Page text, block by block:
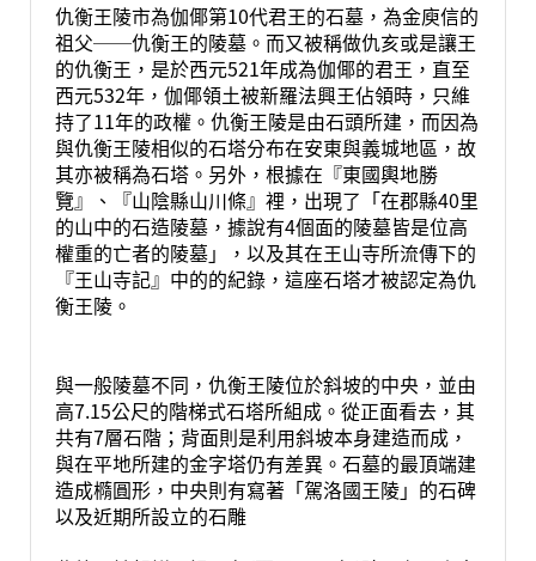
仇衡王陵市為伽倻第10代君王的石墓，為金庾信的
祖父──仇衡王的陵墓。而又被稱做仇亥或是讓王
的仇衡王，是於西元521年成為伽倻的君王，直至
西元532年，伽倻領土被新羅法興王佔領時，只維
持了11年的政權。仇衡王陵是由石頭所建，而因為
與仇衡王陵相似的石塔分布在安東與義城地區，故
其亦被稱為石塔。另外，根據在『東國輿地勝
覽』、『山陰縣山川條』裡，出現了「在郡縣40里
的山中的石造陵墓，據說有4個面的陵墓皆是位高
權重的亡者的陵墓」，以及其在王山寺所流傳下的
『王山寺記』中的的紀錄，這座石塔才被認定為仇
衡王陵。
與一般陵墓不同，仇衡王陵位於斜坡的中央，並由
高7.15公尺的階梯式石塔所組成。從正面看去，其
共有7層石階；背面則是利用斜坡本身建造而成，
與在平地所建的金字塔仍有差異。石墓的最頂端建
造成橢圓形，中央則有寫著「駕洛國王陵」的石碑
以及近期所設立的石雕